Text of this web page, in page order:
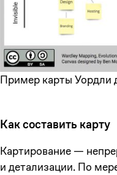
Пример карты Уордли
Как составить карту
Картирование —
и детализации. По